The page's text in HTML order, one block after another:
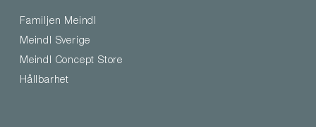
Familjen Meindl
Meindl Sverige
Meindl Concept Store
Hållbarhet